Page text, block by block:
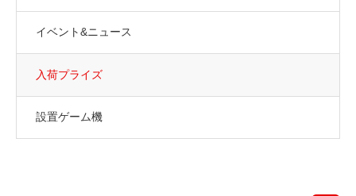
イベント&ニュース
入荷プライズ
設置ゲーム機